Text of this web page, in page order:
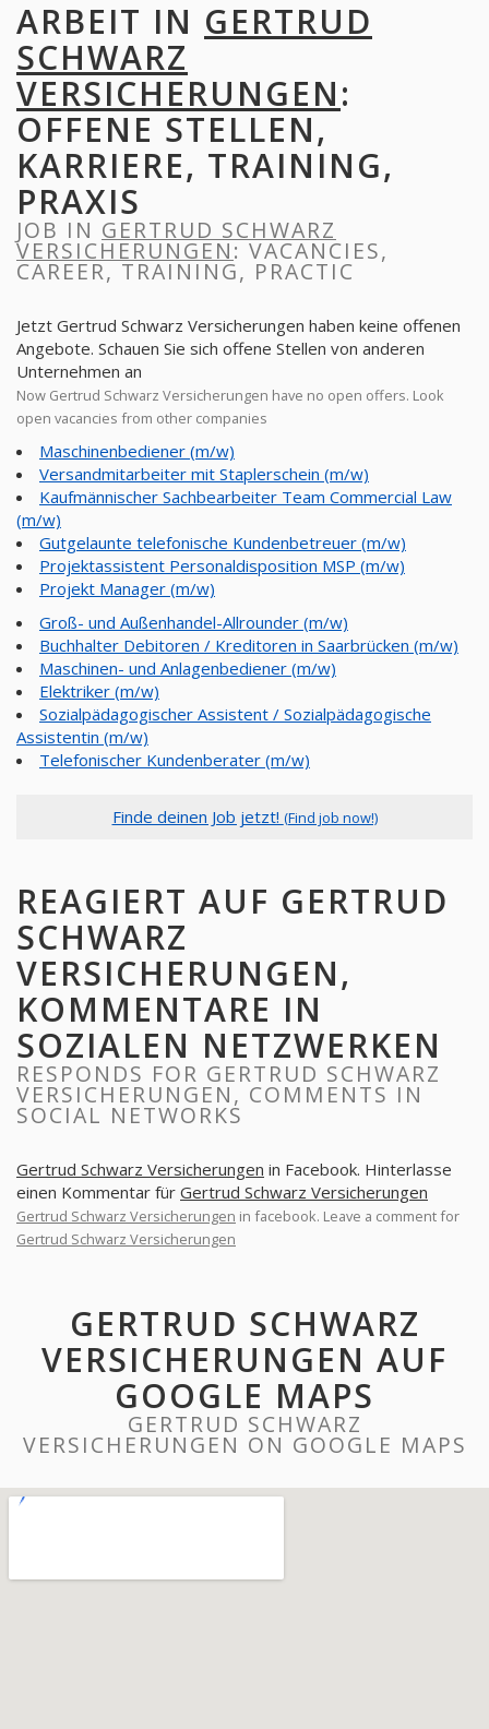
ARBEIT IN GERTRUD
SCHWARZ
VERSICHERUNGEN:
OFFENE STELLEN,
KARRIERE, TRAINING,
PRAXIS
JOB IN GERTRUD SCHWARZ
VERSICHERUNGEN: VACANCIES,
CAREER, TRAINING, PRACTIC
Jetzt Gertrud Schwarz Versicherungen haben keine offenen
Angebote. Schauen Sie sich offene Stellen von anderen
Unternehmen an
Now Gertrud Schwarz Versicherungen have no open offers. Look
open vacancies from other companies
Maschinenbediener (m/w)
Versandmitarbeiter mit Staplerschein (m/w)
Kaufmännischer Sachbearbeiter Team Commercial Law
(m/w)
Gutgelaunte telefonische Kundenbetreuer (m/w)
Projektassistent Personaldisposition MSP (m/w)
Projekt Manager (m/w)
Groß- und Außenhandel-Allrounder (m/w)
Buchhalter Debitoren / Kreditoren in Saarbrücken (m/w)
Maschinen- und Anlagenbediener (m/w)
Elektriker (m/w)
Sozialpädagogischer Assistent / Sozialpädagogische
Assistentin (m/w)
Telefonischer Kundenberater (m/w)
Finde deinen Job jetzt! (Find job now!)
REAGIERT AUF GERTRUD
SCHWARZ
VERSICHERUNGEN,
KOMMENTARE IN
SOZIALEN NETZWERKEN
RESPONDS FOR GERTRUD SCHWARZ
VERSICHERUNGEN, COMMENTS IN
SOCIAL NETWORKS
Gertrud Schwarz Versicherungen in Facebook. Hinterlasse
einen Kommentar für Gertrud Schwarz Versicherungen
Gertrud Schwarz Versicherungen in facebook. Leave a comment for
Gertrud Schwarz Versicherungen
GERTRUD SCHWARZ
VERSICHERUNGEN AUF
GOOGLE MAPS
GERTRUD SCHWARZ
VERSICHERUNGEN ON GOOGLE MAPS